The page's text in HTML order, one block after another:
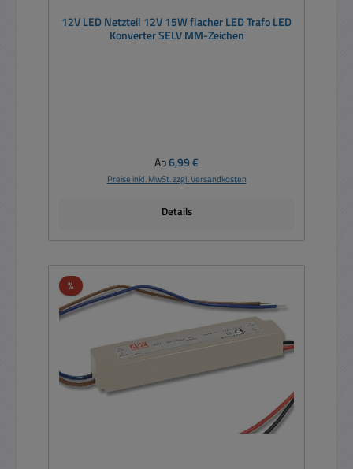
12V LED Netzteil 12V 15W flacher LED Trafo LED
Konverter SELV MM-Zeichen
Regulärer Preis:
Ab6,99 €
Preise inkl. MwSt. zzgl. Versandkosten
Details
%Rabatt